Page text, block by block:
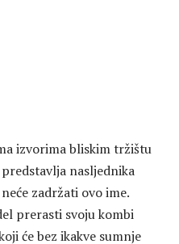
izvorima bliskim tržištu
nasljednika
zadržati ovo ime.
prerasti svoju kombi
će bez ikakve sumnje